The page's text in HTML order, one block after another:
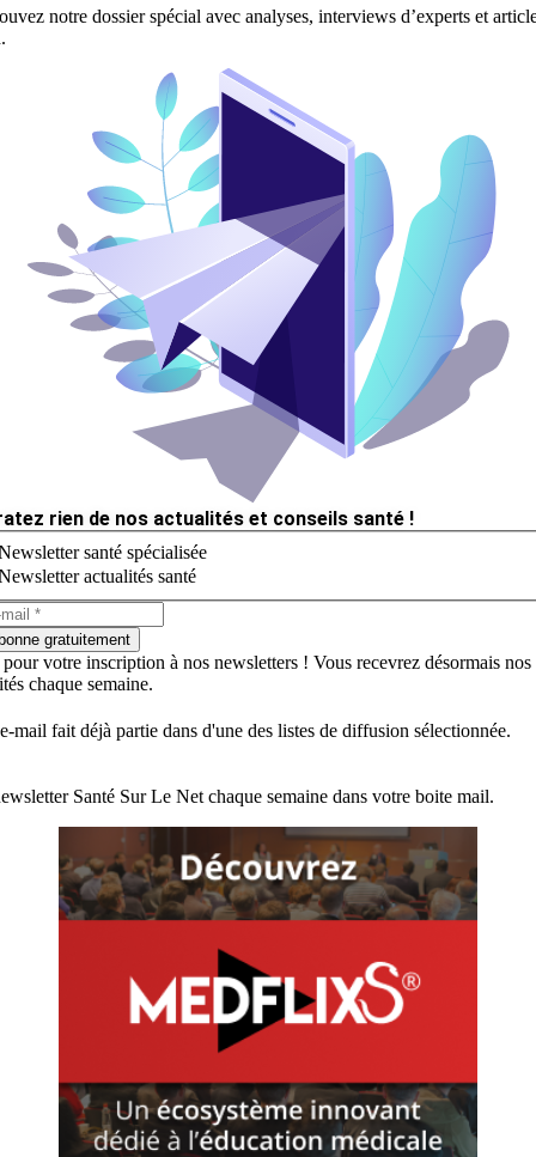
notre dossier spécial avec analyses, interviews d’experts et
rien de nos actualités et conseils santé !
santé spécialisée
actualités santé
gratuitement
votre inscription à nos newsletters ! Vous recevrez désormais nos
chaque semaine.
mail fait déjà partie dans d'une des listes de diffusion sélectionnée.
Santé Sur Le Net chaque semaine dans votre boite mail.